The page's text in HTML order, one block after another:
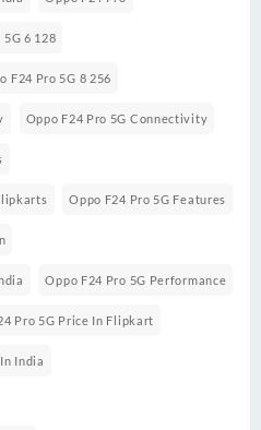
5G 6 128
F24 Pro 5G 8 256
Oppo F24 Pro 5G Connectivity
Oppo F24 Pro 5G Features
Oppo F24 Pro 5G Performance
Pro 5G Price In Flipkart
India